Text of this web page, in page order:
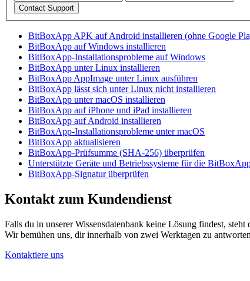
Contact Support
BitBoxApp APK auf Android installieren (ohne Google
BitBoxApp auf Windows installieren
BitBoxApp-Installationsprobleme auf Windows
BitBoxApp unter Linux installieren
BitBoxApp AppImage unter Linux ausführen
BitBoxApp lässt sich unter Linux nicht installieren
BitBoxApp unter macOS installieren
BitBoxApp auf iPhone und iPad installieren
BitBoxApp auf Android installieren
BitBoxApp-Installationsprobleme unter macOS
BitBoxApp aktualisieren
BitBoxApp-Prüfsumme (SHA-256) überprüfen
Unterstützte Geräte und Betriebssysteme für die
BitBoxApp-Signatur überprüfen
Kontakt zum Kundendienst
Falls du in unserer Wissensdatenbank keine Lösung findest,
Wir bemühen uns, dir innerhalb von zwei Werktagen zu
Kontaktiere uns